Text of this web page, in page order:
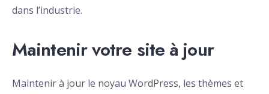
dans l’industrie.
Maintenir votre site à jour
Maintenir à jour le noyau WordPress, les thèmes et